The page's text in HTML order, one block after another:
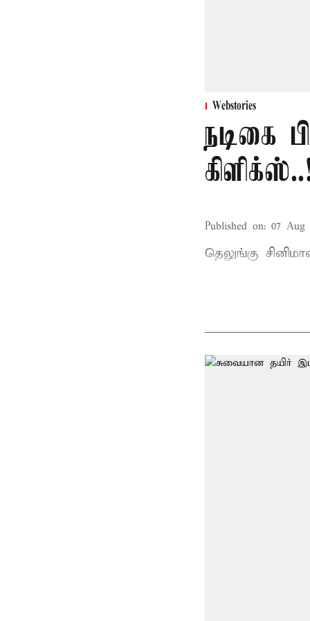
Webstories
நடிகை
Published on: 07 Aug
தெலுங்கு